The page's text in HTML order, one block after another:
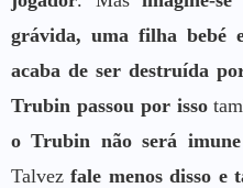
grávida, uma filha bebé
acaba de ser destruída
Trubin passou por isso
o Trubin não será
Talvezfale menos disso e